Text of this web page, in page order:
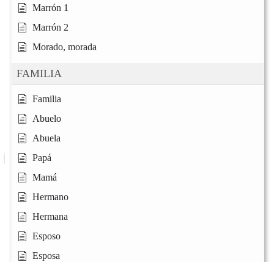
Marrón 1
Marrón 2
Morado, morada
FAMILIA
Familia
Abuelo
Abuela
Papá
Mamá
Hermano
Hermana
Esposo
Esposa